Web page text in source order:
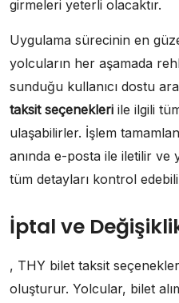
girmeleri yeterli olacaktır.
Uygulama sürecinin en
yolcuların her aşamada
sunduğu kullanıcı dostu
taksit seçenekleri ile ilgili
ulaşabilirler. İşlem
anında e-posta ile iletilir
tüm detayları kontrol
İptal ve
, THY bilet taksit
oluşturur. Yolcular, bilet